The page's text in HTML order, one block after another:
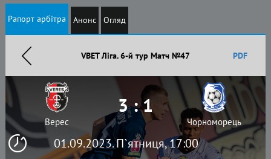
Рапорт арбітра Анонс Огляд
VBET Ліга. 6-й тур Матч №47 PDF
01.09.2023. П`ятниця, 17:00
Верес
3 : 1
Чорноморець